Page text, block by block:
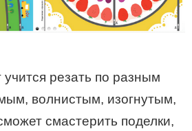
резать по разным
волнистым, изогнутым,
смастерить поделки,